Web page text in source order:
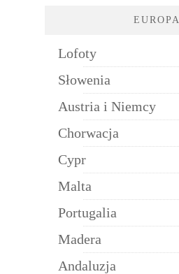
EUROPA
Lofoty
Słowenia
Austria i Niemcy
Chorwacja
Cypr
Malta
Portugalia
Madera
Andaluzja